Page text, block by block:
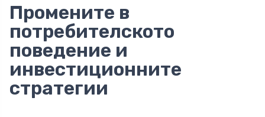
Промените в
потребителското
поведение и
инвестиционните
стратегии